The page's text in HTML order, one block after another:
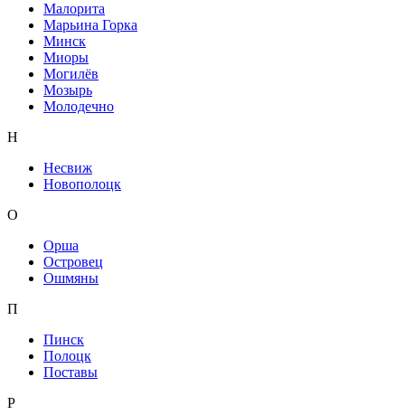
Малорита
Марьина Горка
Минск
Миоры
Могилёв
Мозырь
Молодечно
Н
Несвиж
Новополоцк
О
Орша
Островец
Ошмяны
П
Пинск
Полоцк
Поставы
Р